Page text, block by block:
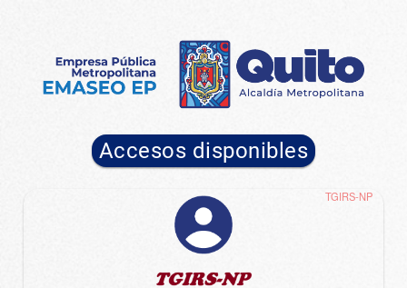
Accesos disponibles
TGIRS-NP